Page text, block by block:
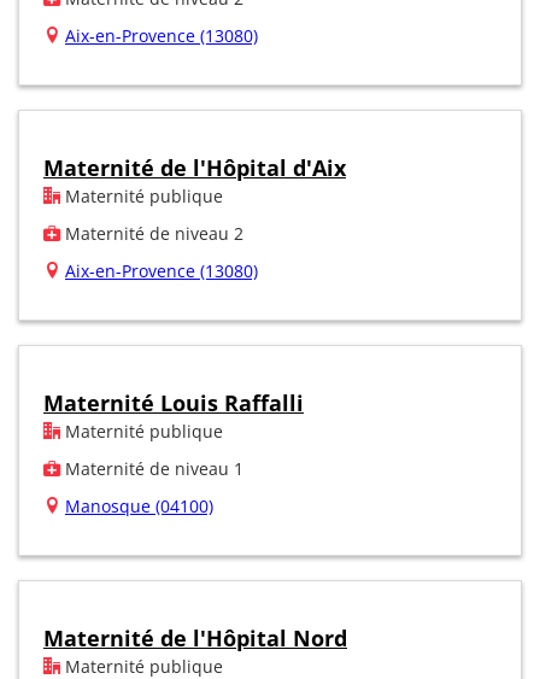
Aix-en-Provence (13080)
Maternité de l'Hôpital d'Aix
Maternité publique
Maternité de niveau 2
Aix-en-Provence (13080)
Maternité Louis Raffalli
Maternité publique
Maternité de niveau 1
Manosque (04100)
Maternité de l'Hôpital Nord
Maternité publique